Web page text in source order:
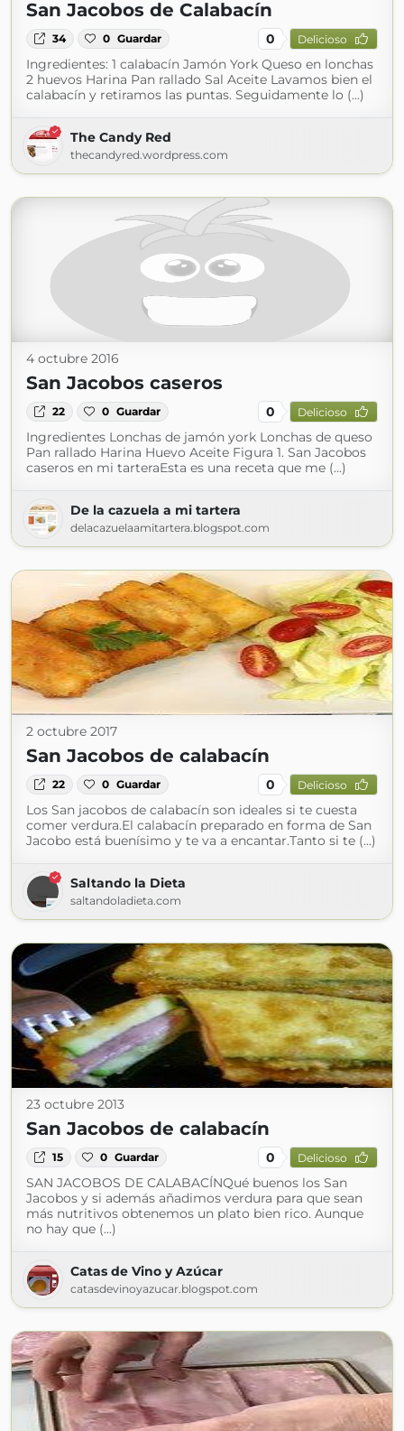
San Jacobos de Calabacín
34 0 Guardar 0 Delicioso
Ingredientes: 1 calabacín Jamón York Queso en lonchas
2 huevos Harina Pan rallado Sal Aceite Lavamos bien el
calabacín y retiramos las puntas. Seguidamente lo (...)
The Candy Red
thecandyred.wordpress.com
4 octubre 2016
San Jacobos caseros
22 0 Guardar 0 Delicioso
Ingredientes Lonchas de jamón york Lonchas de queso
Pan rallado Harina Huevo Aceite Figura 1. San Jacobos
caseros en mi tarteraEsta es una receta que me (...)
De la cazuela a mi tartera
delacazuelaamitartera.blogspot.com
2 octubre 2017
San Jacobos de calabacín
22 0 Guardar 0 Delicioso
Los San jacobos de calabacín son ideales si te cuesta
comer verdura.El calabacín preparado en forma de San
Jacobo está buenísimo y te va a encantar.Tanto si te (...)
Saltando la Dieta
saltandoladieta.com
23 octubre 2013
San Jacobos de calabacín
15 0 Guardar 0 Delicioso
SAN JACOBOS DE CALABACÍNQué buenos los San
Jacobos y si además añadimos verdura para que sean
más nutritivos obtenemos un plato bien rico. Aunque
no hay que (...)
Catas de Vino y Azúcar
catasdevinoyazucar.blogspot.com